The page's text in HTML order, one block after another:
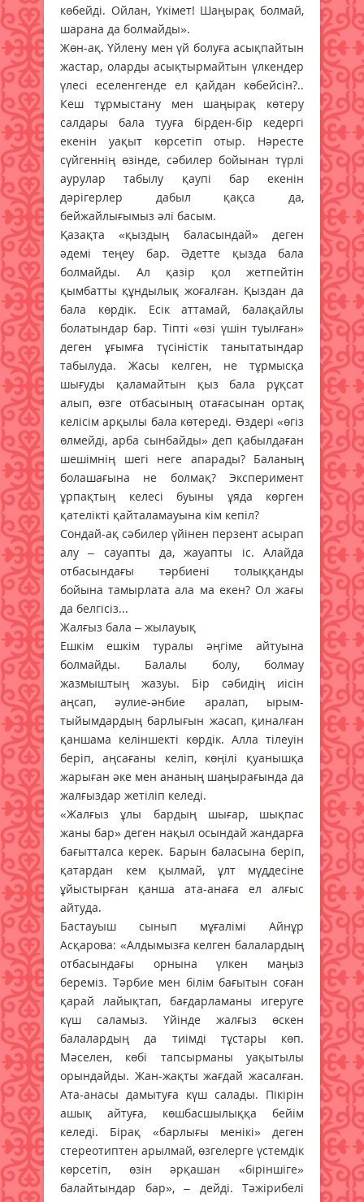
көбейді. Ойлан, Үкімет! Шаңырақ болмай,
шарана да болмайды».
Жөн-ақ. Үйлену мен үй болуға асықпайтын
жас­тар, оларды асықтырмайтын үлкендер
үлесі еселенгенде ел қайдан көбейсін?..
Кеш тұрмыстану мен шаңырақ көтеру
салдары бала тууға бірден-бір кедергі
екенін уақыт көрсетіп отыр. Нәресте
сүйгеннің өзінде, сәбилер бойынан түрлі
аурулар табылу қаупі бар екенін
дәрігерлер дабыл қақса да,
бейжайлығымыз әлі басым.
Қазақта «қыздың баласындай» деген
әдемі теңеу бар. Әдетте қызда бала
болмайды. Ал қазір қол жетпейтін
қымбатты құндылық жоғалған. Қыздан да
бала көрдік. Есік аттамай, балақайлы
болатындар бар. Тіпті «өзі үшін туылған»
деген ұғымға түсіністік танытатындар
табылуда. Жасы келген, не тұрмысқа
шығуды қаламайтын қыз бала рұқсат
алып, өзге отбасының отағасынан ортақ
келісім арқылы бала көтереді. Өздері «өгіз
өлмейді, арба сынбайды» деп қабылдаған
шешімнің шегі неге апарады? Баланың
болашағына не болмақ? Эксперимент
ұрпақтың келесі буыны ұяда көрген
қателікті қайталамауына кім кепіл?
Сондай-ақ сәбилер үйінен перзент асырап
алу – сауапты да, жауапты іс. Алайда
отбасындағы тәрбиені толыққанды
бойына тамырлата ала ма екен? Ол жағы
да белгісіз...
Жалғыз бала – жылауық
Ешкім ешкім туралы әңгіме айтуына
болмайды. Балалы болу, болмау
жазмыштың жазуы. Бір сәбидің иісін
аңсап, әулие-әнбие аралап, ырым-
тыйымдардың барлығын жасап, қиналған
қаншама келіншекті көрдік. Алла тілеуін
беріп, аңсағаны келіп, көңілі қуанышқа
жарыған әке мен ананың шаңырағында да
жалғыздар жетіліп келеді.
«Жалғыз ұлы бардың шығар, шықпас
жаны бар» деген нақыл осындай жандарға
бағытталса керек. Барын баласына беріп,
қатардан кем қылмай, ұлт мүддесіне
ұйыстырған қанша ата-анаға ел алғыс
айтуда.
Бастауыш сынып мұғалімі Айнұр
Асқарова: «Алдымызға келген балалардың
отбасындағы орнына үлкен маңыз
береміз. Тәрбие мен білім бағытын соған
қарай лайықтап, бағдарламаны игеруге
күш саламыз. Үйінде жалғыз өскен
балалардың да тиімді тұстары көп.
Мәселен, көбі тапсырманы уақытылы
орындайды. Жан-жақты жағдай жасалған.
Ата-анасы дамытуға күш салады. Пікірін
ашық айтуға, көшбасшылыққа бейім
келеді. Бірақ «барлығы менікі» деген
стереотиптен арылмай, өзгелерге үстемдік
көрсетіп, өзін әрқашан «біріншіге»
балайтындар бар», – дейді. Тәжірибелі